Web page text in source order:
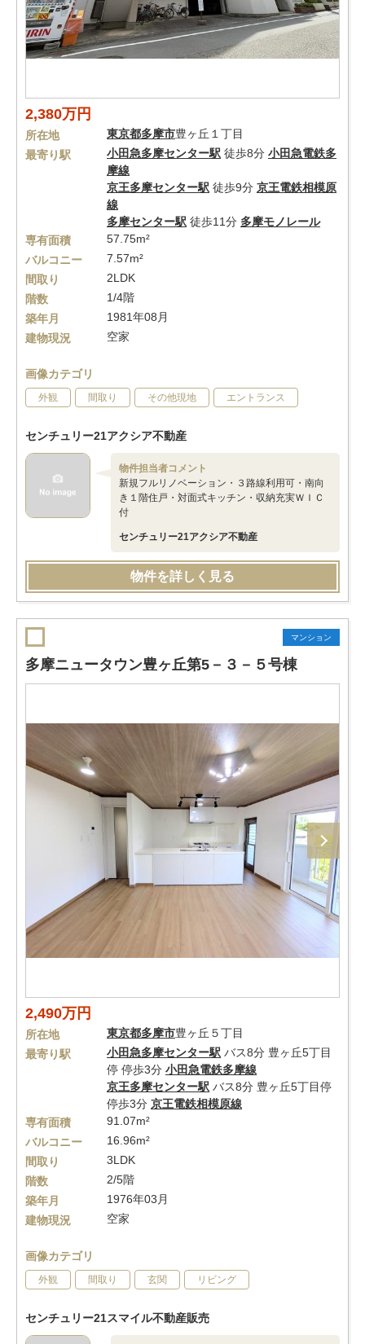
2,380万円
所在地 東京都多摩市豊ヶ丘１丁目
最寄り駅
小田急多摩センター駅 徒歩8分 小田急電鉄多
摩線
京王多摩センター駅 徒歩9分 京王電鉄相模原
線
多摩センター駅 徒歩11分 多摩モノレール
専有面積
57.75m²
バルコニー
7.57m²
間取り
2LDK
階数
1/4階
築年月
1981年08月
建物現況
空家
画像カテゴリ
外観 間取り その他現地 エントランス
センチュリー21アクシア不動産
物件担当者コメント
新規フルリノベーション・３路線利用可・南向
き１階住戸・対面式キッチン・収納充実ＷＩＣ
付
センチュリー21アクシア不動産
物件を詳しく見る
マンション
多摩ニュータウン豊ヶ丘第5－３－５号棟
2,490万円
所在地 東京都多摩市豊ヶ丘５丁目
最寄り駅
小田急多摩センター駅 バス8分 豊ヶ丘5丁目
停 停歩3分 小田急電鉄多摩線
京王多摩センター駅 バス8分 豊ヶ丘5丁目停
停歩3分 京王電鉄相模原線
専有面積
91.07m²
バルコニー
16.96m²
間取り
3LDK
階数
2/5階
築年月
1976年03月
建物現況
空家
画像カテゴリ
外観 間取り 玄関 リビング
センチュリー21スマイル不動産販売